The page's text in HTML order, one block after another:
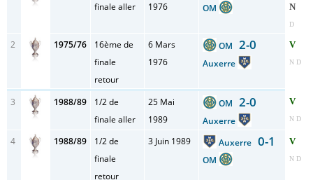
finale aller
1976
OM N
D
2 1975/76
16ème de
finale
retour
6 Mars
1976
OM 2-0
Auxerre
V
N D
3 1988/89
1/2 de
finale aller
25 Mai
1989
OM 2-0
Auxerre
V
N D
4 1988/89
1/2 de
finale
retour
3 Juin 1989 Auxerre 0-1
OM
V
N D